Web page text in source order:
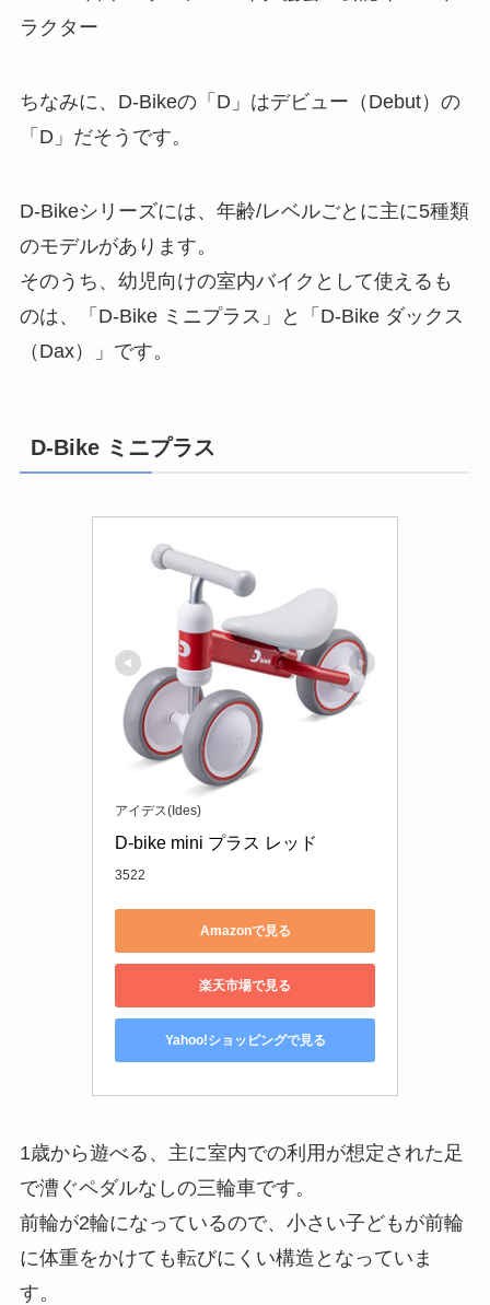
ラクター
ちなみに、D-Bikeの「D」はデビュー（Debut）の
「D」だそうです。
D-Bikeシリーズには、年齢/レベルごとに主に5種類
のモデルがあります。
そのうち、幼児向けの室内バイクとして使えるも
のは、「D-Bike ミニプラス」と「D-Bike ダックス
（Dax）」です。
D-Bike ミニプラス
アイデス(Ides)
D-bike mini プラス レッド
3522
Amazonで見る
楽天市場で見る
Yahoo!ショッピングで見る
1歳から遊べる、主に室内での利用が想定された足
で漕ぐペダルなしの三輪車です。
前輪が2輪になっているので、小さい子どもが前輪
に体重をかけても転びにくい構造となっていま
す。